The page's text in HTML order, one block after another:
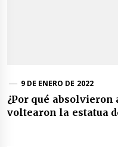
9 DE ENERO DE 2022
¿Por qué
voltearon la estatua